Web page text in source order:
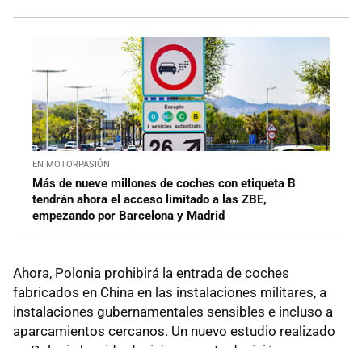
EN MOTORPASIÓN
Más de nueve millones de coches con etiqueta B
tendrán ahora el acceso limitado a las ZBE,
empezando por Barcelona y Madrid
Ahora, Polonia prohibirá la entrada de coches
fabricados en China en las instalaciones militares, a
instalaciones gubernamentales sensibles e incluso a
aparcamientos cercanos. Un nuevo estudio realizado